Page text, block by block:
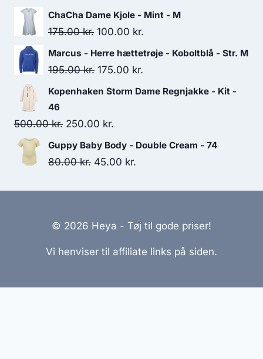
price
was:
price
is:
ChaCha Dame Kjole - Mint - M
175.00kr. Original
price
was:
100.00 kr.
price
Marcus - Herre hættetrøje - Koboltblå - Str. M
195.00kr. Original
price
195.00 kr..
175.00 kr.
price
Kopenhaken Storm Dame Regnjakke - Kit -
46
500.00kr. Original
price
was:
250.00 kr.
price
is:
Guppy Baby Body - Double Cream - 74
80.00kr. Original
45.00 kr.
© 2026 Heya - Tøj til gode priser!
Vi henviser til affiliate links på siden.